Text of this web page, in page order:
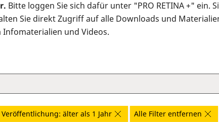
Bitte loggen Sie sich dafür unter "PRO RETINA +" ein.
Sie direkt Zugriff auf alle Downloads und
Infomaterialien und Videos.
Veröffentlichung: älter als 1 Jahr Alle Filter entfernen